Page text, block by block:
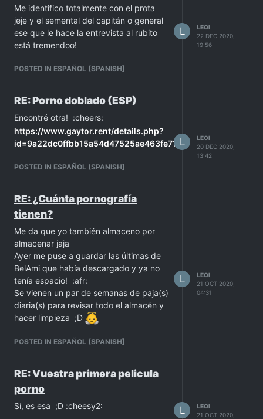
Me identifico totalmente con el prota
jeje y el semental del capitán o general
ese que le hace la entrevista al rubito
está tremendoo!
POSTED IN ESPAÑOL (SPANISH]
L
LEOI
22 DEC 2020,
19:56
RE: Porno doblado (ESP)
Encontré otra! :cheers:
https://www.gaytor.rent/details.php?
POSTED IN ESPAÑOL (SPANISH]
L
LEOI
20 DEC 2020,
13:42
RE: ¿Cuánta pornografía
tienen?
Me da que yo también almaceno por
almacenar jaja
Ayer me puse a guardar las últimas de
BelAmi que había descargado y ya no
tenía espacio! :afr:
Se vienen un par de semanas de paja(s)
diaria(s) para revisar todo el almacén y
hacer limpieza ;D
POSTED IN ESPAÑOL (SPANISH]
L
LEOI
21 OCT 2020,
04:31
RE: Vuestra primera pelicula
porno
Sí, es esa ;D :cheesy2: L
LEOI
21 OCT 2020,